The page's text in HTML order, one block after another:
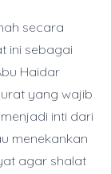
secara
ini sebagai
Haidar
yang wajib
inti dari
menekankan
agar shalat